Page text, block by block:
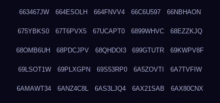
663467JW 664ESOLH 664FNVV4 66C6U597 66NBHAON
675YBKS0 67T6PVX5 67UCAPT0 6899WHVC 68EZZKJQ
68OMB6UH 68PDCJPV 68QHDOI3 699GTUTR 69KWPV8F
69LSOT1W 69PLXGPN 69S53RP0 6A5ZOVTI 6A7TVFIW
6AMAWT34 6ANZ4C8L 6AS3LJQ4 6AX21SAB 6AX80CNX